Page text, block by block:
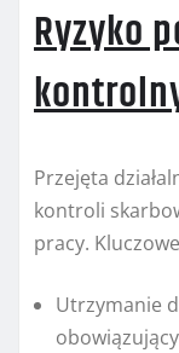
Ryzyko
Przejęta
kontroli
pracy.
Utrzymanie